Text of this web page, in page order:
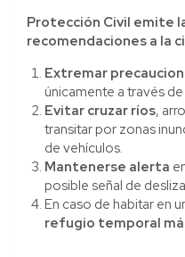
Protección Civil emite
recomendaciones a la
Extremar
únicamente a través
Evitar cruzar ríos,
transitar por zonas
de vehículos.
Mantenerse alerta
posible señal de
En caso de habitar en
refugio temporal